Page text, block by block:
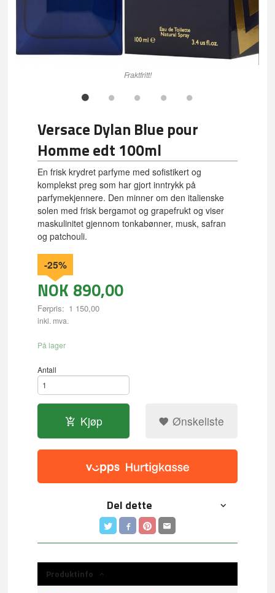
Fraktfritt!
Versace Dylan Blue pour
Homme edt 100ml
En frisk krydret parfyme med sofistikert og
komplekst preg som har gjort inntrykk på
parfymekjennere. Den minner om den italienske
solen med frisk bergamot og grapefrukt og viser
maskulinitet gjennom tonkabønner, musk, safran
og patchouli.
NOK 890,00
Førpris: 1 150,00
Rabatt
-25%
inkl. mva.
På lager
Antall
Kjøp Ønskeliste
Del dette
Produktinfo